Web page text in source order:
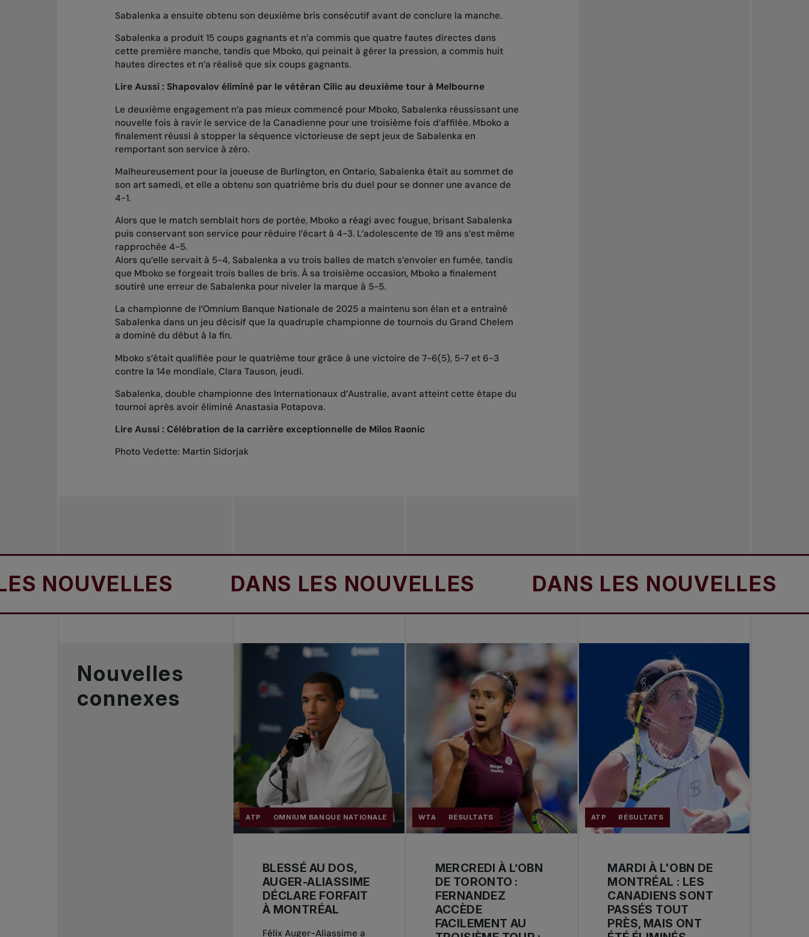
Sabalenka a ensuite obtenu son deuxième bris consécutif avant de conclure la manche.
Sabalenka a produit 15 coups gagnants et n’a commis que quatre fautes directes dans
cette première manche, tandis que Mboko, qui peinait à gérer la pression, a commis huit
hautes directes et n’a réalisé que six coups gagnants.
Lire Aussi : Shapovalov éliminé par le vétéran Cilic au deuxième tour à Melbourne
Le deuxième engagement n’a pas mieux commencé pour Mboko, Sabalenka réussissant une
nouvelle fois à ravir le service de la Canadienne pour une troisième fois d’affilée. Mboko a
finalement réussi à stopper la séquence victorieuse de sept jeux de Sabalenka en
remportant son service à zéro.
Malheureusement pour la joueuse de Burlington, en Ontario, Sabalenka était au sommet de
son art samedi, et elle a obtenu son quatrième bris du duel pour se donner une avance de
4-1.
Alors que le match semblait hors de portée, Mboko a réagi avec fougue, brisant Sabalenka
puis conservant son service pour réduire l’écart à 4-3. L’adolescente de 19 ans s’est même
rapprochée 4-5.
Alors qu’elle servait à 5-4, Sabalenka a vu trois balles de match s’envoler en fumée, tandis
que Mboko se forgeait trois balles de bris. À sa troisième occasion, Mboko a finalement
soutiré une erreur de Sabalenka pour niveler la marque à 5-5.
La championne de l’Omnium Banque Nationale de 2025 a maintenu son élan et a entraîné
Sabalenka dans un jeu décisif que la quadruple championne de tournois du Grand Chelem
a dominé du début à la fin.
Mboko s’était qualifiée pour le quatrième tour grâce à une victoire de 7-6(5), 5-7 et 6-3
contre la 14e mondiale, Clara Tauson, jeudi.
Sabalenka, double championne des Internationaux d’Australie, avant atteint cette étape du
tournoi après avoir éliminé Anastasia Potapova.
Lire Aussi : Célébration de la carrière exceptionnelle de Milos Raonic
Photo Vedette: Martin Sidorjak
DANS LES NOUVELLES DANS LES NOUVELLES
Nouvelles
connexes
ATP OMNIUM BANQUE NATIONALE
BLESSÉ AU DOS,
AUGER-ALIASSIME
DÉCLARE FORFAIT
À MONTRÉAL
Félix Auger-Aliassime a
WTA RÉSULTATS
MERCREDI À L’OBN
DE TORONTO :
FERNANDEZ
ACCÈDE
FACILEMENT AU
ATP RÉSULTATS
MARDI À L'OBN DE
MONTRÉAL : LES
CANADIENS SONT
PASSÉS TOUT
PRÈS, MAIS ONT